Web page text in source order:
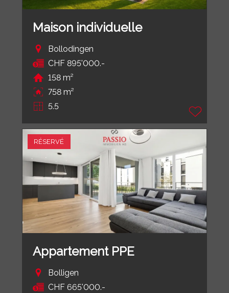
Maison individuelle
Bollodingen
CHF 895'000.-
158 m²
758 m²
5.5
RÉSERVÉ
Appartement PPE
Bolligen
CHF 665'000.-